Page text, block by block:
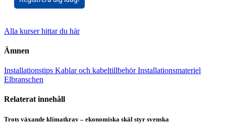
Alla kurser hittar du här
Ämnen
Installationstips Kablar och kabeltillbehörInstallationsmateriel
Elbranschen
Relaterat innehåll
Trots växande klimatkrav – ekonomiska skäl styr svenska